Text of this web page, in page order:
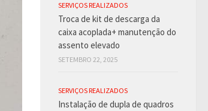
SERVIÇOS REALIZADOS
Troca de kit de descarga da
caixa acoplada+ manutenção do
assento elevado
SETEMBRO 22, 2025
SERVIÇOS REALIZADOS
Instalação de dupla de quadros